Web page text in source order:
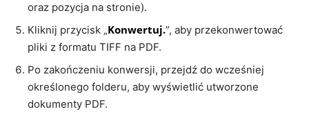
oraz pozycja na stronie).
Kliknij przycisk „Konwertuj.”, aby przekonwertować
pliki z formatu TIFF na PDF.
Po zakończeniu konwersji, przejdź do wcześniej
określonego folderu, aby wyświetlić utworzone
dokumenty PDF.